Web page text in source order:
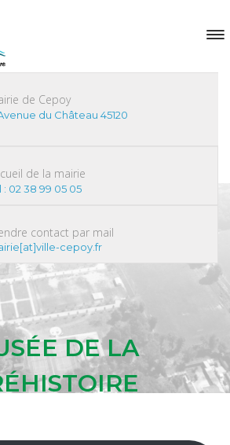
DE LA
de Cepoy
Avenue du Château 45120
de la mairie
: 02 38 99 05 05
contact par mail
cepoy.fr